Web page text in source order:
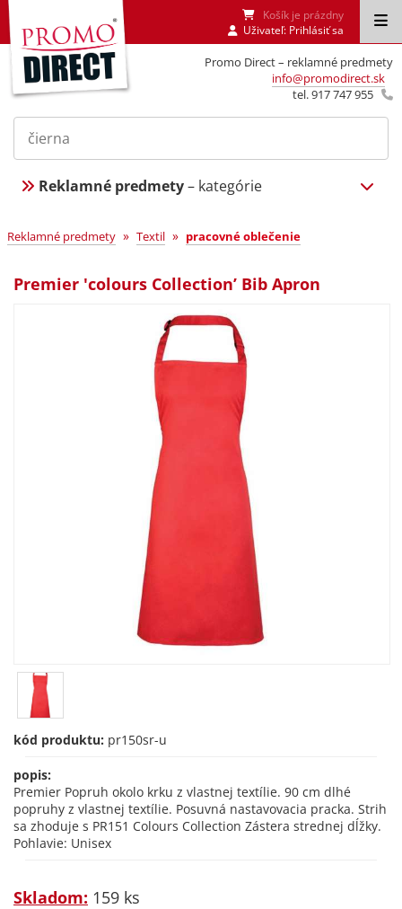
Promo Direct – reklamné predmety
info@promodirect.sk
tel. 917 747 955
Košík je prázdny
Uživateľ: Prihlásiť sa
Reklamné predmety– kategórie
Reklamné predmety » Textil » pracovné oblečenie
Premier 'colours Collection’ Bib Apron
kód produktu: pr150sr-u
popis:
Premier Popruh okolo krku z vlastnej textílie. 90 cm dlhé
popruhy z vlastnej textílie. Posuvná nastavovacia pracka. Strih
sa zhoduje s PR151 Colours Collection Zástera strednej dĺžky.
Pohlavie: Unisex
Skladom: 159 ks